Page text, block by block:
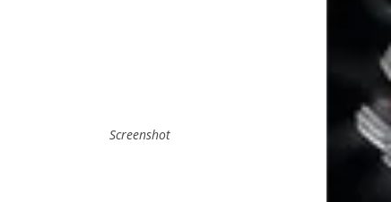
Screenshot